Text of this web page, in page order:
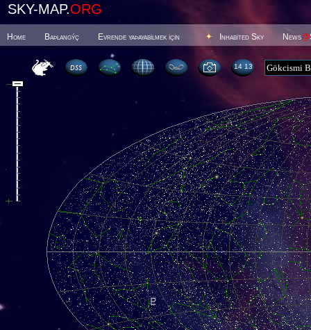
SKY-MAP.ORG
Home Baþlangýç Evrende yaþayabilmek için Inhabited Sky News@
14 13